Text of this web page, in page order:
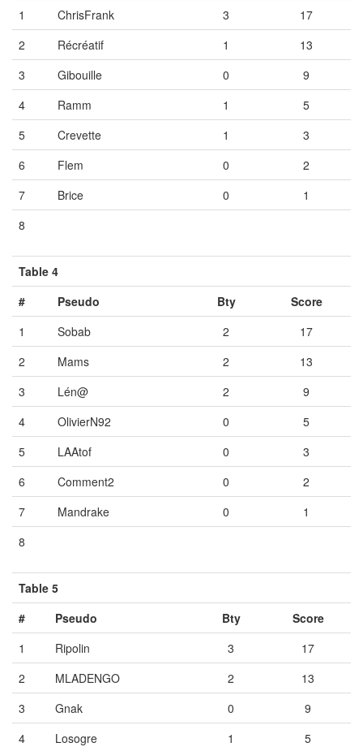
1
ChrisFrank 3
17
2
Récréatif 1
13
3
Gibouille 0
9
4
Ramm 1
5
5
Crevette 1
3
6
Flem 0
2
7
Brice 0
1
8
Table 4
#
Pseudo Bty
Score
1
Sobab 2
17
2
Mams 2
13
3
Lén@ 2
9
4
OlivierN92 0
5
5
LAAtof 0
3
6
Comment2 0
2
7
Mandrake 0
1
8
Table 5
#
Pseudo Bty
Score
1
Ripolin 3
17
2
MLADENGO 2
13
3
Gnak 0
9
4
Losogre 1 5